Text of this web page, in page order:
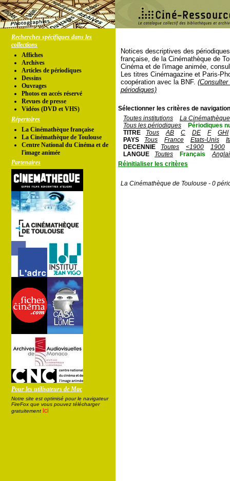
Recherches spécifiques dans les
collections
Affiches
Archives
Articles de périodiques
Dessins
Ouvrages
Photos en accés réservé
Revues de presse
Vidéos (DVD et VHS)
Répertoires
La Cinémathèque française
La Cinémathèque de Toulouse
Centre National du Cinéma et de
l'image animée
Partenaires
Pour les utilisateurs de Mac
Notre site est optimisé pour le navigateur
FireFox que vous pouvez télécharger
gratuitement ici
Notices descriptives des
française, de la Cinémathèque de
Cinéma et de l'image animée,
Les titres Cinémagazine et Paris-
coopération avec la BNF.
périodiques)
Sélectionner les critères de
Toutes institutions
La
Tous les périodiques
Périodiques
TITRE
Tous AB C DE F
GHI
PAYS
Tous France Etats-Unis
DECENNIE
Toutes <1900
1900
LANGUE
Toutes Français
Réinitialiser les critères
La Cinémathèque de Toulouse - 0